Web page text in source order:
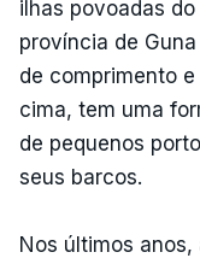
ilhas povoadas
província de
de comprimento
cima, tem uma
de pequenos
seus barcos.
Nos últimos